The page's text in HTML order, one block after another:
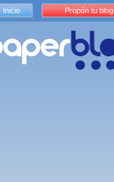
Inicio Propón tu blog